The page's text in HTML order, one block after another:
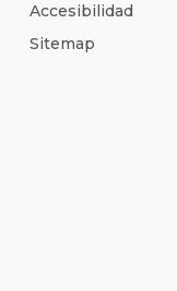
Accesibilidad
Sitemap